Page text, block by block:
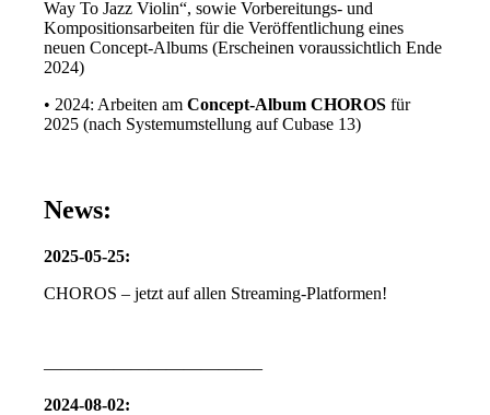
Way To Jazz Violin“, sowie Vorbereitungs- und
Kompositionsarbeiten für die Veröffentlichung eines
neuen Concept-Albums (Erscheinen voraussichtlich Ende
2024)
• 2024: Arbeiten amConcept-Album CHOROS für
2025 (nach Systemumstellung auf Cubase 13)
News:
2025-05-25:
CHOROS – jetzt auf allen Streaming-Platformen!
————————————–
2024-08-02: